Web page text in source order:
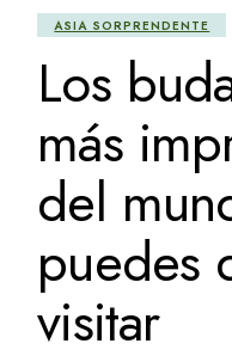
ASIA SORPRENDENTE
Los
más
del
puedes
visitar